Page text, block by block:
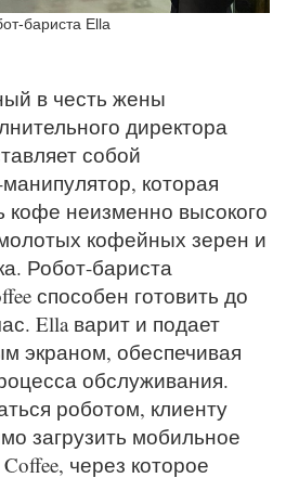
бариста Ella
в честь жены
директора
собой
которая
кофе неизменно высокого
кофейных зерен и
Робот-бариста
способен готовить до
Ella варит и подает
экраном, обеспечивая
обслуживания.
роботом, клиенту
загрузить мобильное
через которое